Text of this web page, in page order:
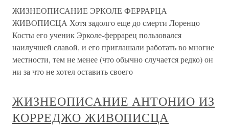
ЖИЗНЕОПИСАНИЕ ЭРКОЛЕ ФЕРРАРЦА
ЖИВОПИСЦА Хотя задолго еще до смерти Лоренцо
Косты его ученик Эрколе-феррарец пользовался
наилучшей славой, и его приглашали работать во многие
местности, тем не менее (что обычно случается редко) он
ни за что не хотел оставить своего
ЖИЗНЕОПИСАНИЕ АНТОНИО ИЗ
КОРРЕДЖО ЖИВОПИСЦА